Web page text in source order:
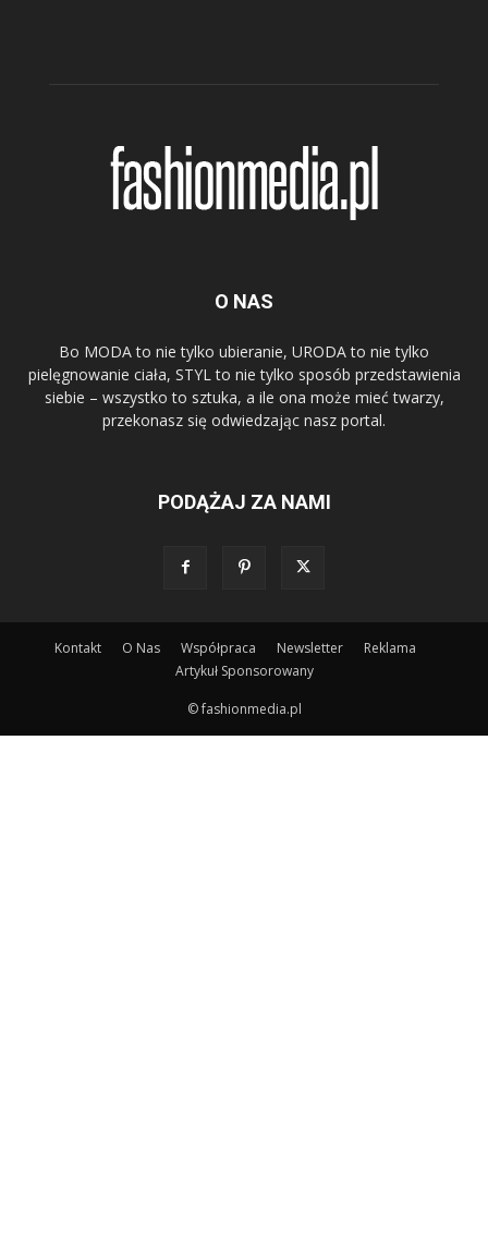
O NAS
Bo MODA to nie tylko ubieranie, URODA to nie tylko
pielęgnowanie ciała, STYL to nie tylko sposób przedstawienia
siebie – wszystko to sztuka, a ile ona może mieć twarzy,
przekonasz się odwiedzając nasz portal.
PODĄŻAJ ZA NAMI
Kontakt O Nas Współpraca Newsletter
Reklama
Artykuł Sponsorowany
© fashionmedia.pl